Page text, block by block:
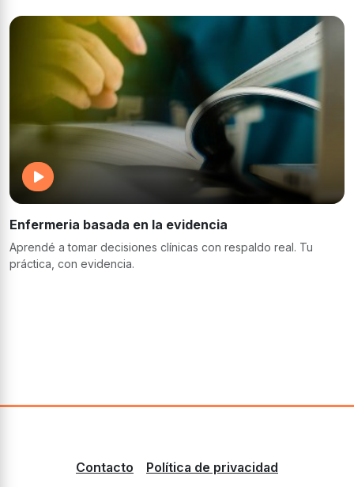
Enfermeria basada en la evidencia
Aprendé a tomar decisiones clínicas con respaldo real. Tu
práctica, con evidencia.
Contacto Política de privacidad